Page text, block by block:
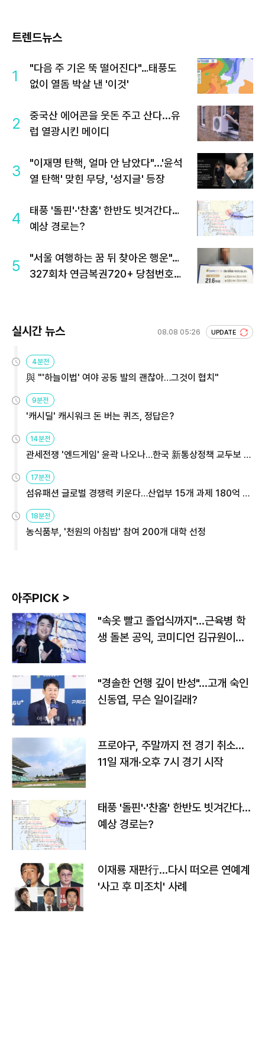
트렌드뉴스
1
"다음 주 기온 뚝 떨어진다"…태풍도
없이 열돔 박살 낸 '이것'
2
중국산 에어콘을 웃돈 주고 산다...유
럽 열광시킨 메이디
3
"이재명 탄핵, 얼마 안 남았다"...'윤석
열 탄핵' 맞힌 무당, '성지글' 등장
4
태풍 '돌핀'·'찬홈' 한반도 빗겨간다…
예상 경로는?
5
"서울 여행하는 꿈 뒤 찾아온 행운"…
327회차 연금복권720+ 당첨번호조
실시간 뉴스 08.08 05:26 UPDATE
4분전
與 "'하늘이법' 여야 공동 발의 괜찮아…그것이 협치"
9분전
'캐시딜' 캐시워크 돈 버는 퀴즈, 정답은?
14분전
관세전쟁 '엔드게임' 윤곽 나오나…한국 新통상정책 교두보 활
용해야
17분전
섬유패션 글로벌 경쟁력 키운다…산업부 15개 과제 180억 지
원
18분전
농식품부, '천원의 아침밥' 참여 200개 대학 선정
아주PICK >
"속옷 빨고 졸업식까지"…근육병 학
생 돌본 공익, 코미디언 김규원이었
"경솔한 언행 깊이 반성"…고개 숙인
신동엽, 무슨 일이길래?
프로야구, 주말까지 전 경기 취소…
11일 재개·오후 7시 경기 시작
태풍 '돌핀'·'찬홈' 한반도 빗겨간다…
예상 경로는?
이재룡 재판行…다시 떠오른 연예계
'사고 후 미조치' 사례